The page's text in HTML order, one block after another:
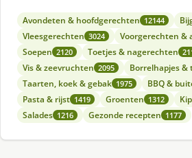
Avondeten & hoofdgerechten 12144
Vleesgerechten 3024 Voorgerechten &
Soepen 2120 Toetjes & nagerechten
Vis & zeevruchten 2095 Borrelhapjes &
Taarten, koek & gebak 1975 BBQ &
Pasta & rijst 1419 Groenten 1312
Salades 1216 Gezonde recepten 1177